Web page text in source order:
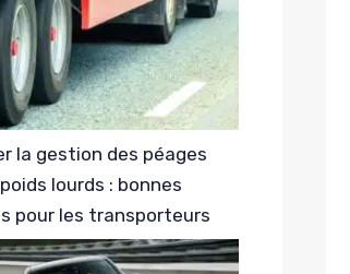
la gestion des péages
lourds : bonnes
pour les transporteurs